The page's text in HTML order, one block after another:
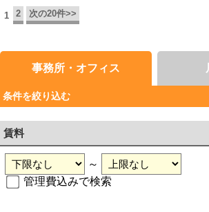
1 2 次の20件>>
事務所・オフィス
条件を絞り込む
賃料
～
管理費込みで検索